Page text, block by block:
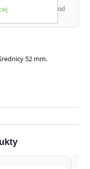
w zależności od
52 mm.